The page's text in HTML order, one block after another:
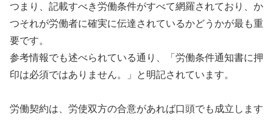
つまり、記載すべき労働条件がすべて網羅されており、か
つそれが労働者に確実に伝達されているかどうかが最も重
要です。
参考情報でも述べられている通り、「労働条件通知書に押
印は必須ではありません。」と明記されています。
労働契約は、労使双方の合意があれば口頭でも成立します